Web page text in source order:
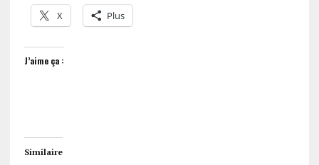
X Plus
J’aime ça :
Similaire